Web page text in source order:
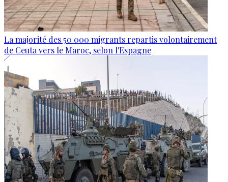
La majorité des 50 000 migrants repartis volontairement
de Ceuta vers le Maroc, selon l'Espagne